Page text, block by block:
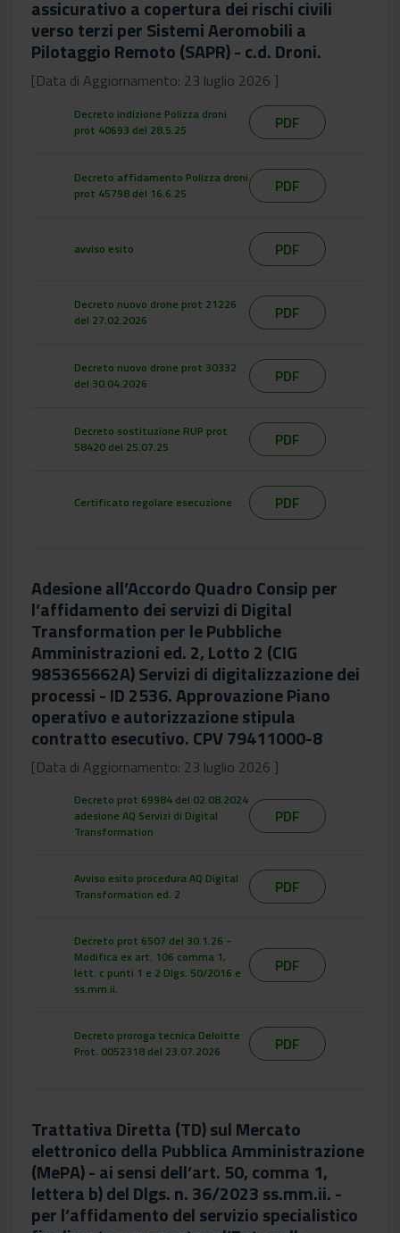
assicurativo a copertura dei rischi civili
verso terzi per Sistemi Aeromobili a
Pilotaggio Remoto (SAPR) - c.d. Droni.
[Data di Aggiornamento: 23 luglio 2026 ]
Decreto indizione Polizza droni
prot 40693 del 28.5.25
PDF
Decreto affidamento Polizza droni
prot 45798 del 16.6.25
PDF
avviso esito PDF
Decreto nuovo drone prot 21226
del 27.02.2026
PDF
Decreto nuovo drone prot 30332
del 30.04.2026
PDF
Decreto sostituzione RUP prot
58420 del 25.07.25
PDF
Certificato regolare esecuzione PDF
Adesione all’Accordo Quadro Consip per
l’affidamento dei servizi di Digital
Transformation per le Pubbliche
Amministrazioni ed. 2, Lotto 2 (CIG
985365662A) Servizi di digitalizzazione dei
processi - ID 2536. Approvazione Piano
operativo e autorizzazione stipula
contratto esecutivo. CPV 79411000-8
[Data di Aggiornamento: 23 luglio 2026 ]
Decreto prot 69984 del 02.08.2024
adesione AQ Servizi di Digital
Transformation
PDF
Avviso esito procedura AQ Digital
Transformation ed. 2
PDF
Decreto prot 6507 del 30.1.26 -
Modifica ex art. 106 comma 1,
lett. c punti 1 e 2 Dlgs. 50/2016 e
ss.mm.ii.
PDF
Decreto proroga tecnica Deloitte
Prot. 0052318 del 23.07.2026
PDF
Trattativa Diretta (TD) sul Mercato
elettronico della Pubblica Amministrazione
(MePA) - ai sensi dell’art. 50, comma 1,
lettera b) del Dlgs. n. 36/2023 ss.mm.ii. -
per l’affidamento del servizio specialistico